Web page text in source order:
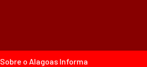
Sobre o Alagoas Informa